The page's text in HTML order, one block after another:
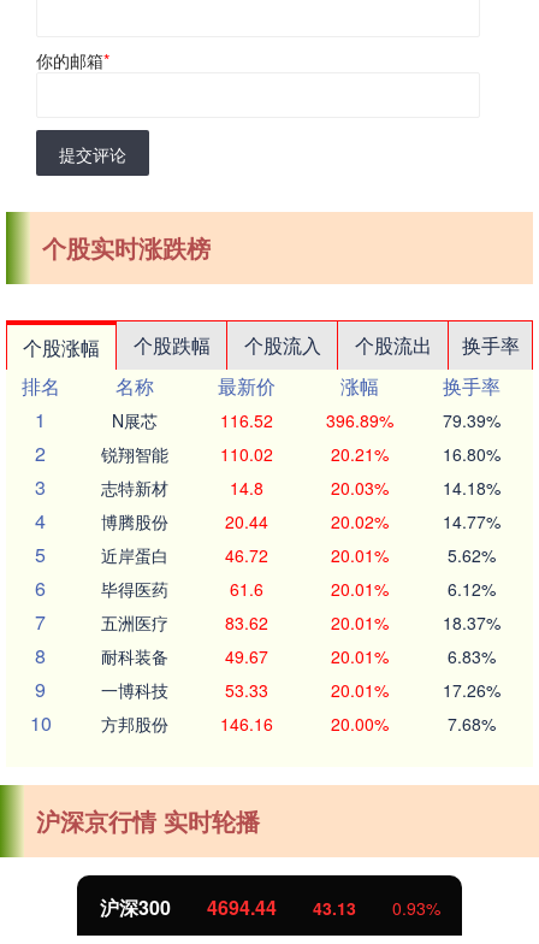
你的邮箱*
提交评论
个股实时涨跌榜
个股涨幅 个股跌幅 个股流入 个股流出
换手率
排名
名称 最新价 涨幅
换手率
1
N展芯 116.52 396.89% 79.39%
2 锐翔智能 110.02 20.21% 16.80%
3 志特新材 14.8 20.03% 14.18%
4 博腾股份 20.44 20.02% 14.77%
5 近岸蛋白 46.72 20.01% 5.62%
6 毕得医药 61.6 20.01% 6.12%
7 五洲医疗 83.62 20.01% 18.37%
8 耐科装备 49.67 20.01% 6.83%
9 一博科技 53.33 20.01% 17.26%
10 方邦股份 146.16 20.00% 7.68%
沪深京行情 实时轮播
沪深300 4694.44 43.13 0.93%